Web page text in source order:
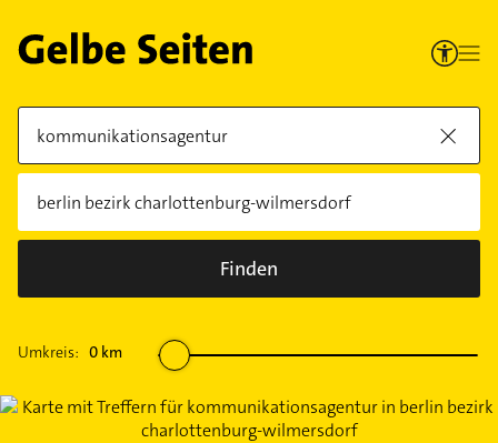
Finden
Umkreis: 0 km